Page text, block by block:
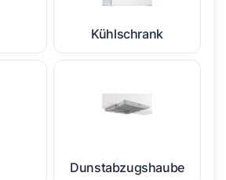
Kühlschrank
Dunstabzugshaube